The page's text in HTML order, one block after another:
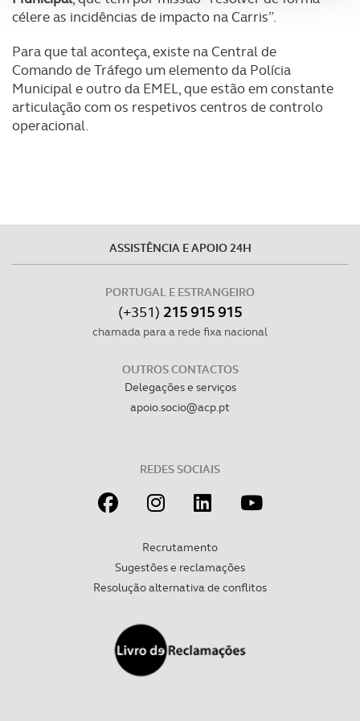
utilização do nosso site de publicidade e de análise, com
parceiros e organizações na UE e em países terceiros.
O ACP garantirá que as transferências internacionais de
dados pessoais serão realizadas apenas com o seu
experiência de navegação no Website e nos serviços
Consulte a política de cookies do site.
célere as incidências de impacto na Carris”.
Para que tal aconteça, existe na Central de
Comando de Tráfego um elemento da Polícia
Municipal e outro da EMEL, que estão em constante
articulação com os respetivos centros de controlo
operacional.
ASSISTÊNCIA E APOIO 24H
PORTUGAL E ESTRANGEIRO
(+351) 215 915 915
chamada para a rede fixa nacional
OUTROS CONTACTOS
Delegações e serviços
apoio.socio@acp.pt
REDES SOCIAIS
Recrutamento
Sugestões e reclamações
Resolução alternativa de conflitos